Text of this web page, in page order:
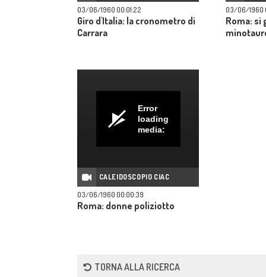
03/06/1960 00:01:22
Giro d'Italia: la cronometro di
Carrara
03/06/1960
Roma: si
Error
loading
media:
CALEIDOSCOPIO CIAC
03/06/1960 00:00:39
Roma: donne poliziotto
TORNA ALLA RICERCA